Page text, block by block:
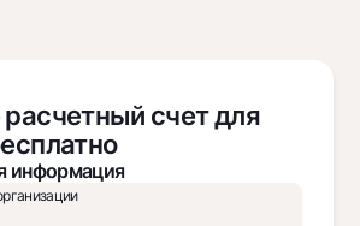
счет для
информация